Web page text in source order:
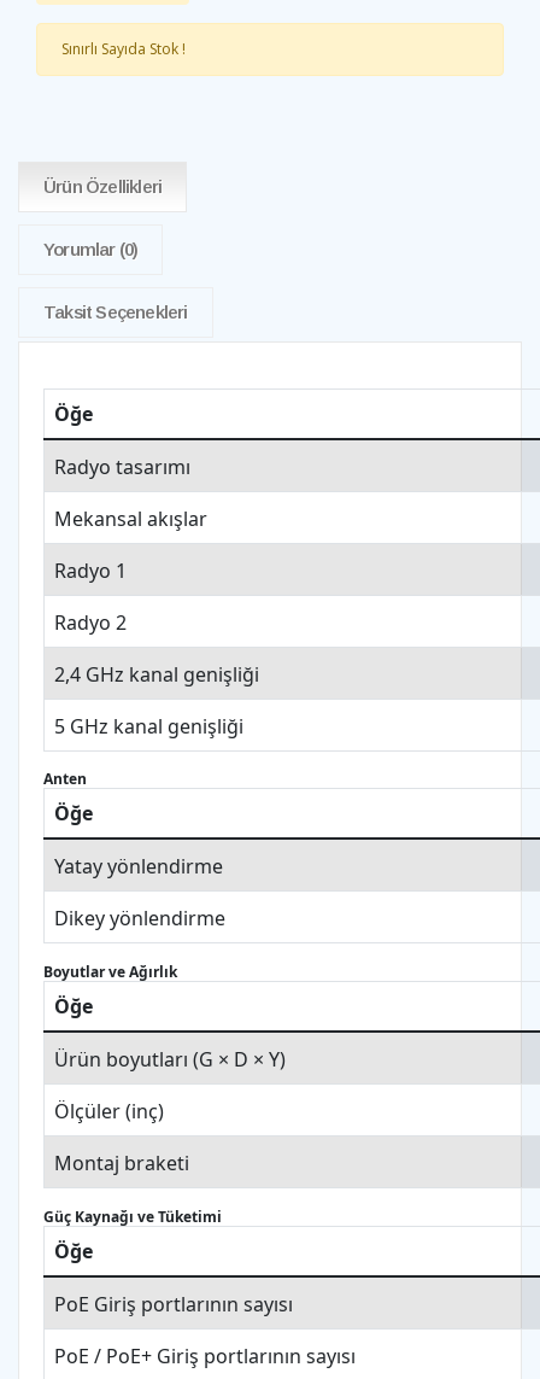
Sınırlı Sayıda Stok !
Ürün Özellikleri
Yorumlar (0)
Taksit Seçenekleri
Öğe
Radyo tasarımı
Mekansal akışlar
Radyo 1
Radyo 2
2,4 GHz kanal genişliği
5 GHz kanal genişliği
Anten
Öğe
Yatay yönlendirme
Dikey yönlendirme
Boyutlar ve Ağırlık
Öğe
Ürün boyutları (G × D × Y)
Ölçüler (inç)
Montaj braketi
Güç Kaynağı ve Tüketimi
Öğe
PoE Giriş portlarının sayısı
PoE / PoE+ Giriş portlarının sayısı